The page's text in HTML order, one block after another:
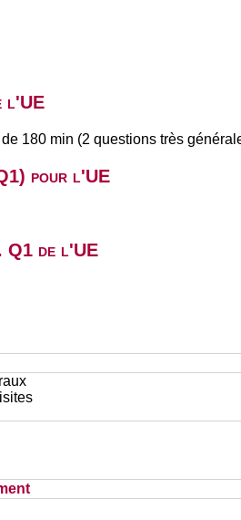
l'UE
180 min (2 questions très
pour l'UE
Q1 de l'UE